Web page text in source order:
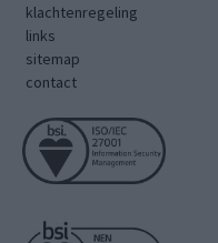
klachtenregeling
links
sitemap
contact